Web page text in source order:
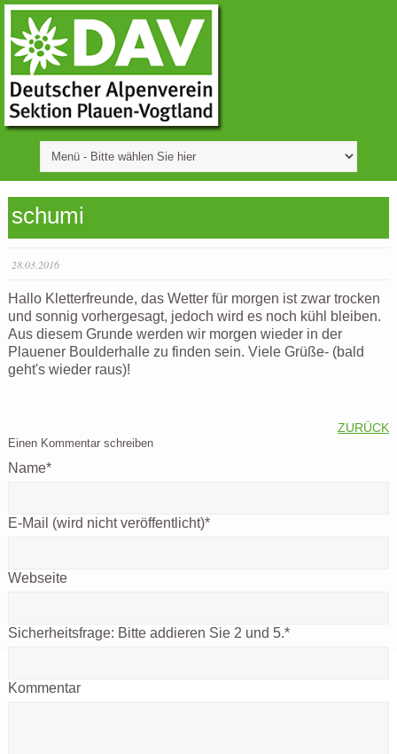
schumi
28.03.2016
Hallo Kletterfreunde, das Wetter für morgen ist zwar trocken
und sonnig vorhergesagt, jedoch wird es noch kühl bleiben.
Aus diesem Grunde werden wir morgen wieder in der
Plauener Boulderhalle zu finden sein. Viele Grüße- (bald
geht's wieder raus)!
ZURÜCK
Einen Kommentar schreiben
Name*
E-Mail (wird nicht veröffentlicht)*
Webseite
Sicherheitsfrage: Bitte addieren Sie 2 und 5.*
Kommentar